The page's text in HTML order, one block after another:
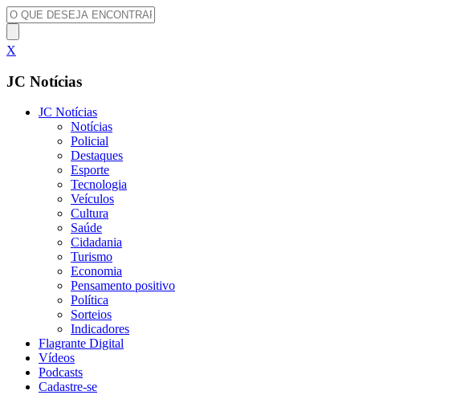
X
JC Notícias
JC Notícias
Notícias
Policial
Destaques
Esporte
Tecnologia
Veículos
Cultura
Saúde
Cidadania
Turismo
Economia
Pensamento positivo
Política
Sorteios
Indicadores
Flagrante Digital
Vídeos
Podcasts
Cadastre-se